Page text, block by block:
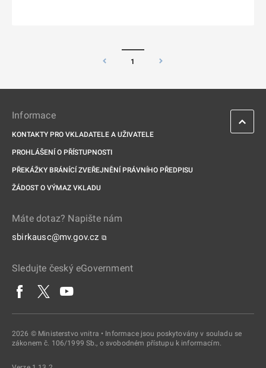
1
Informace
KONTAKTY PRO VKLADATELE A UŽIVATELE
PROHLÁŠENÍ O PŘÍSTUPNOSTI
PŘEKÁŽKY BRÁNÍCÍ ZVEŘEJNĚNÍ PRÁVNÍHO PŘEDPISU
ŽÁDOST O VÝMAZ VKLADU
Máte dotaz? Napište nám
sbirkausc@mv.gov.cz ⧉
Sledujte český eGovernment
2026 © Ministerstvo vnitra • Informace jsou poskytovány v souladu se
zákonem č. 106/1999 Sb., o svobodném přístupu k informacím.